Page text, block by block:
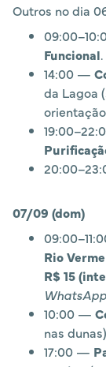
Outros no dia
Funcional.
14:00 —
da Lagoa
07/09 (dom)
Rio
R$ 15
WhatsApp
10:00 —
nas
17:00 —